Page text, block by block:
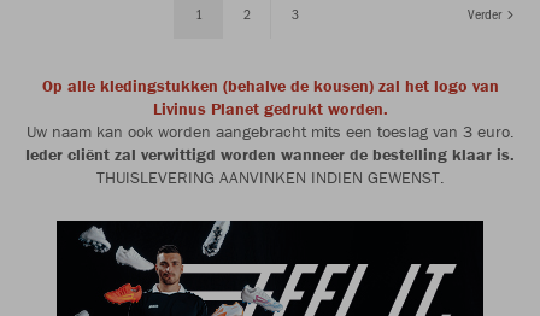
1 2 3 Verder
Op alle kledingstukken (behalve de kousen) zal het logo van
Livinus Planet gedrukt worden.
Uw naam kan ook worden aangebracht mits een toeslag van 3 euro.
Ieder cliënt zal verwittigd worden wanneer de bestelling klaar is.
THUISLEVERING AANVINKEN INDIEN GEWENST.